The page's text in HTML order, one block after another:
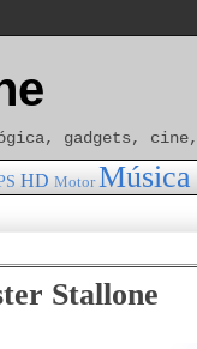
gadgets,
HD Motor Música
Stallone